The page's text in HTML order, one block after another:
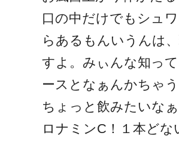
口の中だけでもシュ
らあるもんいうんは
すよ。みぃんな知っ
ースとなぁんかちゃ
ちょっと飲みたいな
ロナミンC！１本どな